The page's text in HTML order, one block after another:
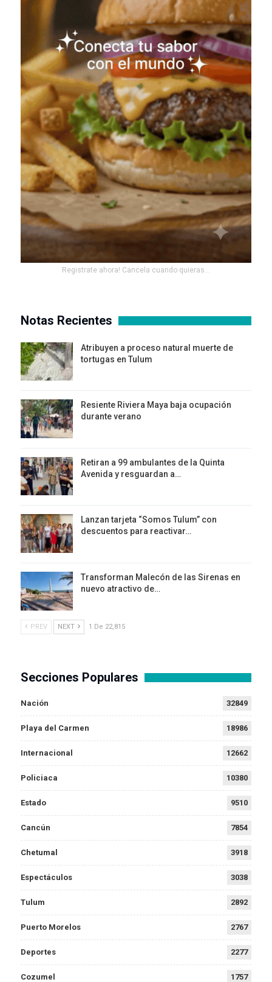
Registrate ahora! Cancela cuando quieras...
Notas Recientes
Atribuyen a proceso natural muerte de
tortugas en Tulum
Resiente Riviera Maya baja ocupación
durante verano
Retiran a 99 ambulantes de la Quinta
Avenida y resguardan a…
Lanzan tarjeta “Somos Tulum” con
descuentos para reactivar…
Transforman Malecón de las Sirenas en
nuevo atractivo de…
PREV NEXT 1 De 22,815
Secciones Populares
Nación 32849
Playa del Carmen 18986
Internacional 12662
Policiaca 10380
Estado 9510
Cancún 7854
Chetumal 3918
Espectáculos 3038
Tulum 2892
Puerto Morelos 2767
Deportes 2277
Cozumel 1757